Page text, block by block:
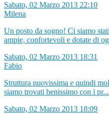
Sabato, 02 Marzo 2013 22:10
Milena
Un posto da sogno! Ci siamo
ampie, confortevoli e dotate di
Sabato, 02 Marzo 2013 18:31
Fabio
Struttura nuovissima e quindi
siamo trovati benissimo con i pr...
Sabato, 02 Marzo 2013 18:09